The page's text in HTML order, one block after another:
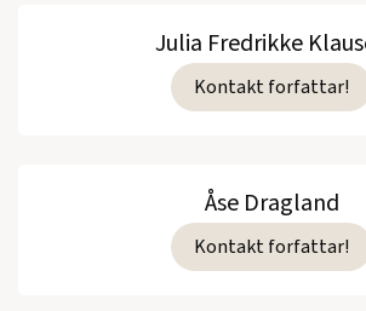
Julia Fredrikke
Kontakt forfattar!
Åse Dragland
Kontakt forfattar!